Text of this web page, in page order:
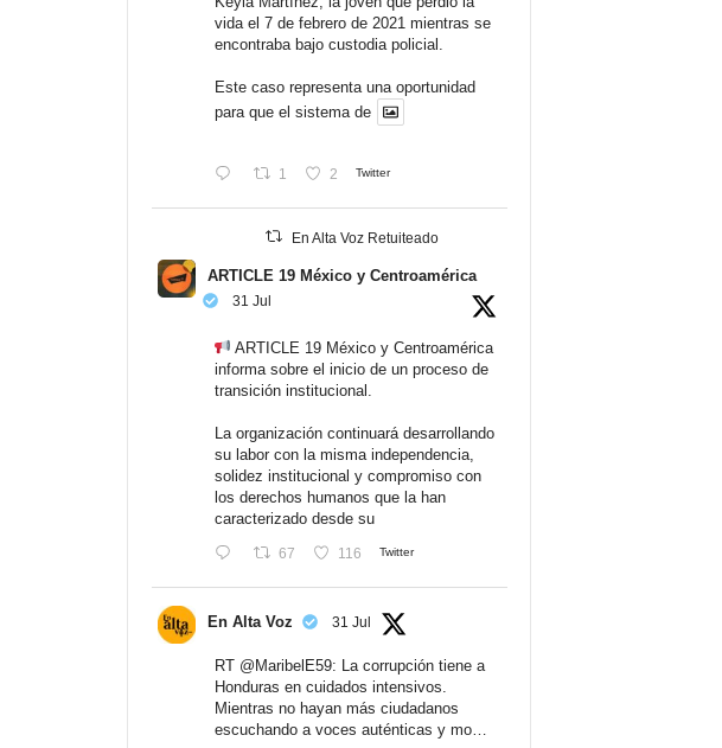
vida el 7 de febrero de 2021 mientras se
encontraba bajo custodia policial.
Este caso representa una oportunidad
para que el sistema de
1 2 Twitter
En Alta Voz Retuiteado
ARTICLE 19 México y Centroamérica
31 Jul
ARTICLE 19 México y Centroamérica
informa sobre el inicio de un proceso de
transición institucional.
La organización continuará desarrollando
su labor con la misma independencia,
solidez institucional y compromiso con
los derechos humanos que la han
caracterizado desde su
67 116 Twitter
En Alta Voz 31 Jul
RT @MaribelE59: La corrupción tiene a
Honduras en cuidados intensivos.
Mientras no hayan más ciudadanos
escuchando a voces auténticas y mo…